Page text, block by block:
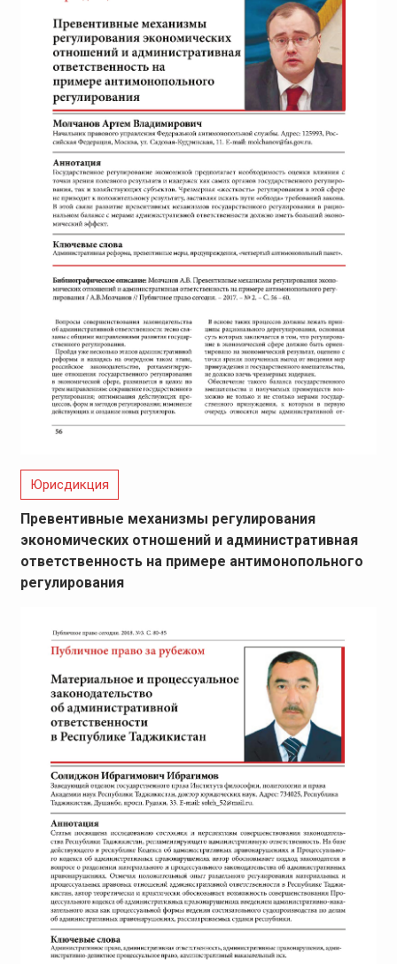
Юрисдикция
Превентивные механизмы регулирования
экономических отношений и административная
ответственность на примере антимонопольного
регулирования